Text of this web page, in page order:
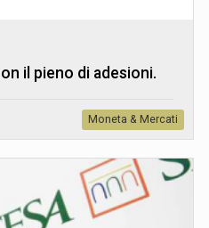
il pieno di adesioni.
Moneta & Mercati